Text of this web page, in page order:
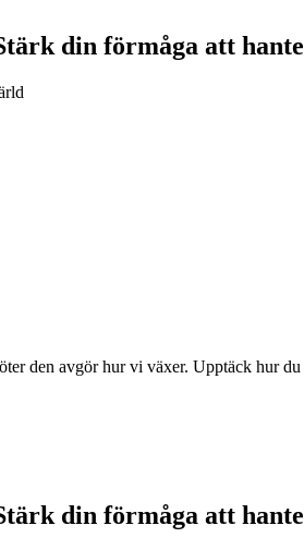
din förmåga att
den avgör hur vi växer. Upptäck hur
din förmåga att